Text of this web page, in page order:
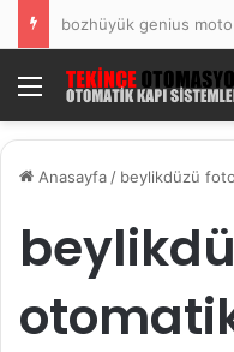
bozhüyük genius
Menü
Anasayfa / beylikdüzü